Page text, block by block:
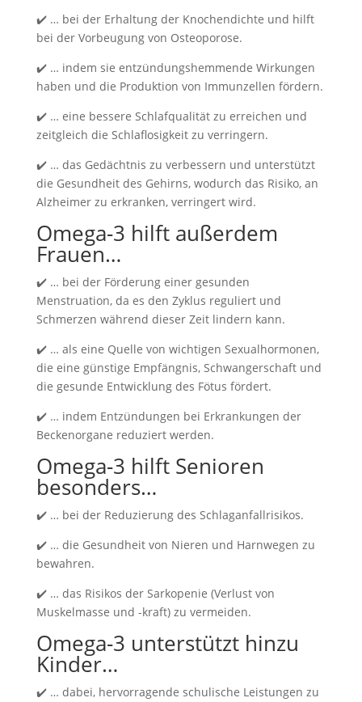
✔️ … bei der Erhaltung der Knochendichte und hilft
bei der Vorbeugung von Osteoporose.
✔️ … indem sie entzündungshemmende Wirkungen
haben und die Produktion von Immunzellen fördern.
✔️ … eine bessere Schlafqualität zu erreichen und
zeitgleich die Schlaflosigkeit zu verringern.
✔️ … das Gedächtnis zu verbessern und unterstützt
die Gesundheit des Gehirns, wodurch das Risiko, an
Alzheimer zu erkranken, verringert wird.
Omega-3 hilft außerdem
Frauen…
✔️ … bei der Förderung einer gesunden
Menstruation, da es den Zyklus reguliert und
Schmerzen während dieser Zeit lindern kann.
✔️ … als eine Quelle von wichtigen Sexualhormonen,
die eine günstige Empfängnis, Schwangerschaft und
die gesunde Entwicklung des Fötus fördert.
✔️ … indem Entzündungen bei Erkrankungen der
Beckenorgane reduziert werden.
Omega-3 hilft Senioren
besonders…
✔️ … bei der Reduzierung des Schlaganfallrisikos.
✔️ … die Gesundheit von Nieren und Harnwegen zu
bewahren.
✔️ … das Risikos der Sarkopenie (Verlust von
Muskelmasse und -kraft) zu vermeiden.
Omega-3 unterstützt hinzu
Kinder…
✔️ … dabei, hervorragende schulische Leistungen zu